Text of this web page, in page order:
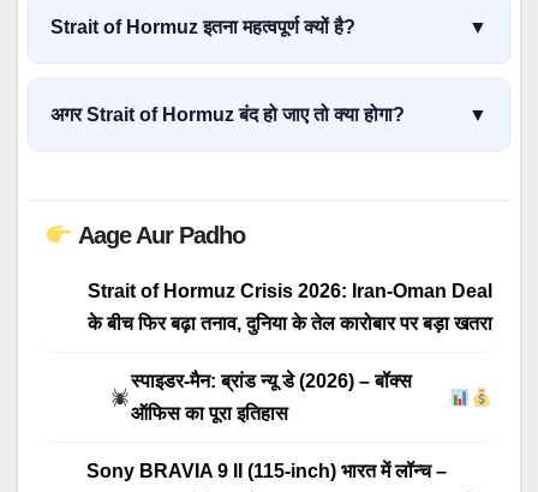
और कई यूरोपीय देशों को इस मार्ग से तेल की आपूर्ति होती है।
Strait of Hormuz इतना महत्वपूर्ण क्यों है? ▼
Middle East के प्रमुख तेल उत्पादक देशों से निकलने वाला अधिकांश
तेल इसी समुद्री मार्ग से होकर गुजरता है इसलिए इसे दुनिया का सबसे
अगर Strait of Hormuz बंद हो जाए तो क्या होगा? ▼
हैं।
Aage Aur Padho
Strait of Hormuz Crisis 2026: Iran-Oman Deal
के बीच फिर बढ़ा तनाव, दुनिया के तेल कारोबार पर बड़ा खतरा
स्पाइडर-मैन: ब्रांड न्यू डे (2026) – बॉक्स
ऑफिस का पूरा इतिहास
Sony BRAVIA 9 II (115-inch) भारत में लॉन्च –